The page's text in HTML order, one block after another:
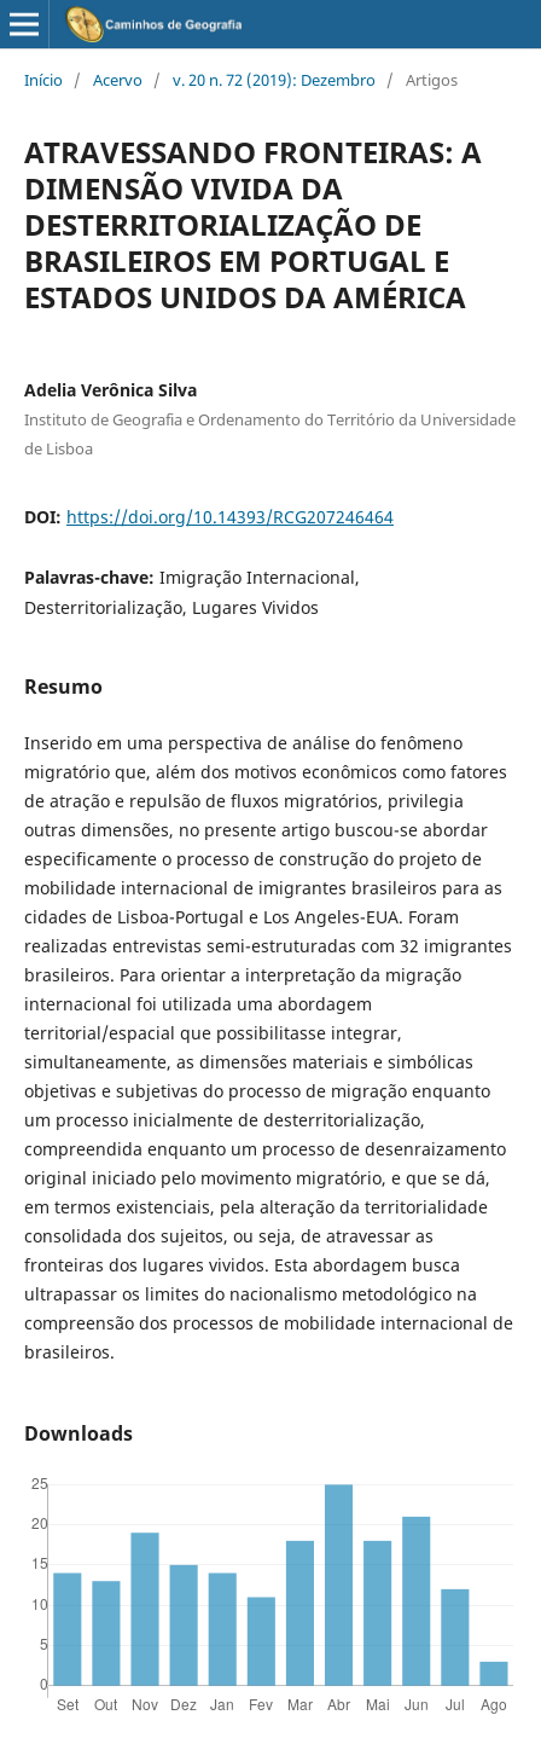
Início / Acervo / v. 20 n. 72 (2019): Dezembro / Artigos
ATRAVESSANDO FRONTEIRAS: A
DIMENSÃO VIVIDA DA
DESTERRITORIALIZAÇÃO DE
BRASILEIROS EM PORTUGAL E
ESTADOS UNIDOS DA AMÉRICA
Adelia Verônica Silva
Instituto de Geografia e Ordenamento do Território da Universidade
de Lisboa
DOI: https://doi.org/10.14393/RCG207246464
Palavras-chave: Imigração Internacional,
Desterritorialização, Lugares Vividos
Resumo
Inserido em uma perspectiva de análise do fenômeno
migratório que, além dos motivos econômicos como fatores
de atração e repulsão de fluxos migratórios, privilegia
outras dimensões, no presente artigo buscou-se abordar
especificamente o processo de construção do projeto de
mobilidade internacional de imigrantes brasileiros para as
cidades de Lisboa-Portugal e Los Angeles-EUA. Foram
realizadas entrevistas semi-estruturadas com 32 imigrantes
brasileiros. Para orientar a interpretação da migração
internacional foi utilizada uma abordagem
territorial/espacial que possibilitasse integrar,
simultaneamente, as dimensões materiais e simbólicas
objetivas e subjetivas do processo de migração enquanto
um processo inicialmente de desterritorialização,
compreendida enquanto um processo de desenraizamento
original iniciado pelo movimento migratório, e que se dá,
em termos existenciais, pela alteração da territorialidade
consolidada dos sujeitos, ou seja, de atravessar as
fronteiras dos lugares vividos. Esta abordagem busca
ultrapassar os limites do nacionalismo metodológico na
compreensão dos processos de mobilidade internacional de
brasileiros.
Downloads